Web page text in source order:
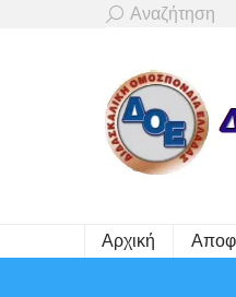
Search:
Αναζήτηση
Αρχική